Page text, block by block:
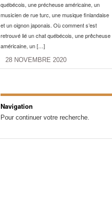
québécois, une précheuse américaine, un
musicien de rue turc, une musique finlandaise
et un oignon japonais. Où comment s’est
retrouvé lié un chat québécois, une prêcheuse
américaine, un […]
28 NOVEMBRE 2020
Navigation
Pour continuer votre recherche.